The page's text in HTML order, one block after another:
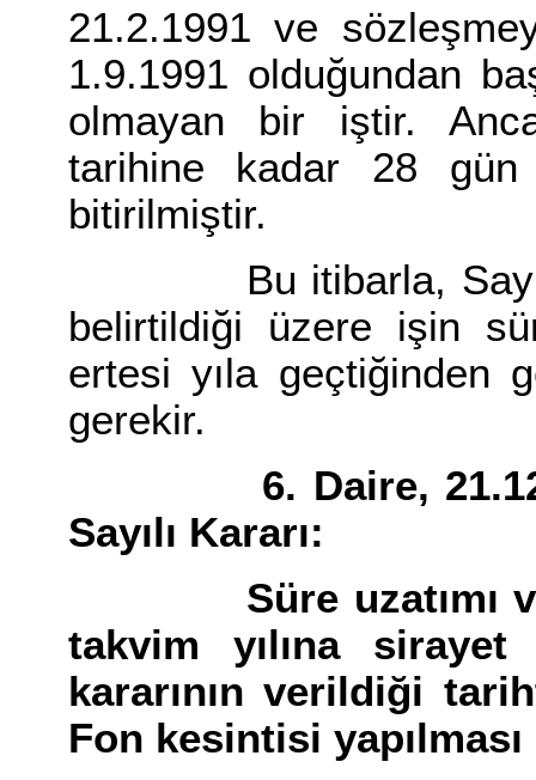
21.2.1991 ve
1.9.1991 olduğundan
olmayan bir iştir.
tarihine kadar 28 gün
bitirilmiştir.
Bu itibarla, Sayışta
belirtildiği üzere işin
ertesi yıla geçtiğinden
gerekir.
6. Daire,
Sayılı Kararı:
Süre uzatımı
takvim yılına
kararının verildiği
Fon kesintisi